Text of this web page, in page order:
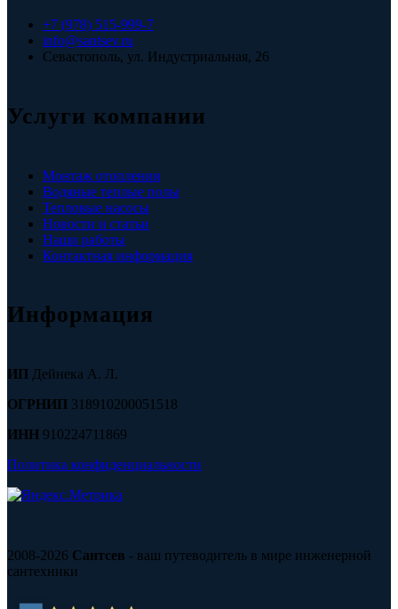
+7 (978) 515-999-7
info@santsev.ru
Севастополь, ул. Индустриальная, 26
Услуги компании
Монтаж отопления
Водяные теплые полы
Тепловые насосы
Новости и статьи
Наши работы
Контактная информация
Информация
ИП Дейнека А. Л.
ОГРНИП 318910200051518
ИНН 910224711869
Политика конфиденциальности
2008-2026 Сантсев - ваш путеводитель в мире инженерной
сантехники